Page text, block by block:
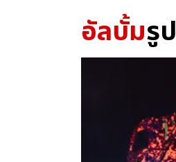
อัลบั้มรูป